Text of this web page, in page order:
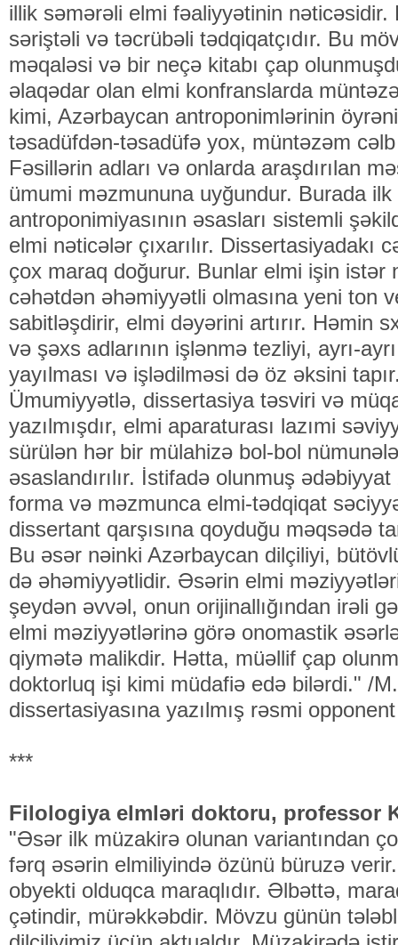
illik səmərəli elmi fəaliyyətinin
səriştəli və təcrübəli tədqiqatçıdır. Bu
məqaləsi və bir neçə kitabı çap
əlaqədar olan elmi konfranslarda
kimi, Azərbaycan antroponimlərinin
təsadüfdən-təsadüfə yox, müntəzəm
Fəsillərin adları və onlarda araşdırılan
ümumi məzmununa uyğundur. Burada
antroponimiyasının əsasları sistemli
elmi nəticələr çıxarılır. Dissertasiyadakı
çox maraq doğurur. Bunlar elmi işin istər
cəhətdən əhəmiyyətli olmasına yeni ton
sabitləşdirir, elmi dəyərini artırır. Həmin
və şəxs adlarının işlənmə tezliyi, ayrı-
yayılması və işlədilməsi də öz əksini
Ümumiyyətlə, dissertasiya təsviri və
yazılmışdır, elmi aparaturası lazımi
sürülən hər bir mülahizə bol-bol
əsaslandırılır. İstifadə olunmuş
forma və məzmunca elmi-tədqiqat
dissertant qarşısına qoyduğu məqsədə
Bu əsər nəinki Azərbaycan dilçiliyi,
də əhəmiyyətlidir. Əsərin elmi
şeydən əvvəl, onun orijinallığından irəli
elmi məziyyətlərinə görə onomastik
qiymətə malikdir. Hətta, müəllif çap
doktorluq işi kimi müdafiə edə bilərdi." /
dissertasiyasına yazılmış rəsmi
***
Filologiya elmləri doktoru, professor
"Əsər ilk müzakirə olunan variantından
fərq əsərin elmiliyində özünü büruzə
obyekti olduqca maraqlıdır. Əlbəttə,
çətindir, mürəkkəbdir. Mövzu günün